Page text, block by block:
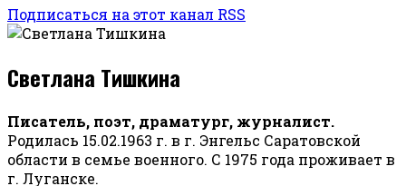
Подписаться на этот канал RSS
Светлана Тишкина
Писатель, поэт, драматург, журналист.
Родилась 15.02.1963 г. в г. Энгельс Саратовской
области в семье военного. С 1975 года проживает в
г. Луганске.